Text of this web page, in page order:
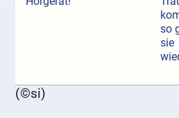
so
sie
(©si)